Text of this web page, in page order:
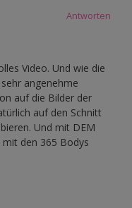
Antworten
Video. Und wie die
angenehme
auf die Bilder der
auf den Schnitt
Und mit DEM
den 365 Bodys